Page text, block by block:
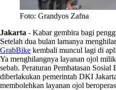
Foto: Grandyos Zafna
Jakarta - Kabar gembira bagi
Setelah dua bulan lamanya
GrabBike kembali muncul lagi di
Ya menghilangnya layanan ojol milik
sebab. Peraturan Pembatasan Sosial
diberlakukan pemerintah DKI
membolehkan layanan ojol